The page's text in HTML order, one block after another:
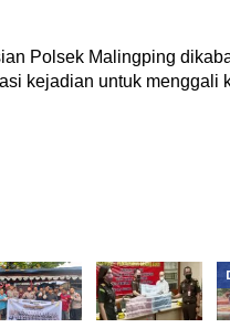
Polsek Malingping
kejadian untuk menggali